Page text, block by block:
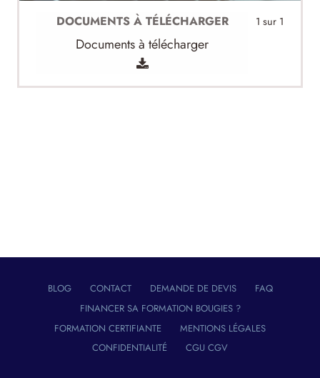
1 sur 1
DOCUMENTS À TÉLÉCHARGER
Documents à télécharger
BLOG CONTACT DEMANDE DE DEVIS
FAQ
FINANCER SA FORMATION BOUGIES ?
FORMATION CERTIFIANTE
MENTIONS LÉGALES
CONFIDENTIALITÉ
CGU CGV